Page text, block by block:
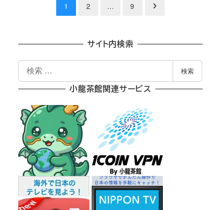
の
ペ
ー
ジ
送
り
1 2 … 9
サイト内検索
索
検索
小龍茶館関連サービス